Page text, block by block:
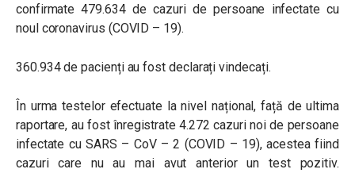
confirmate 479.634 de cazuri de persoane infectate cu
noul coronavirus (COVID – 19).
360.934 de pacienți au fost declarați vindecați.
În urma testelor efectuate la nivel național, față de ultima
raportare, au fost înregistrate 4.272 cazuri noi de persoane
infectate cu SARS – CoV – 2 (COVID – 19), acestea fiind
cazuri care nu au mai avut anterior un test pozitiv.